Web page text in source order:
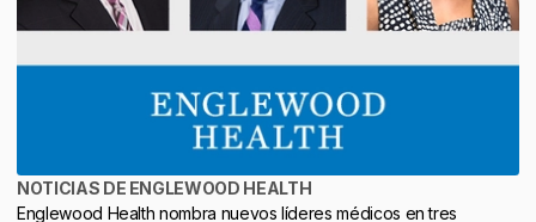
NOTICIAS DE ENGLEWOOD HEALTH
Englewood Health nombra nuevos líderes médicos en tres